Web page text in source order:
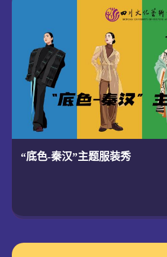
“底色-秦汉”主题服装秀